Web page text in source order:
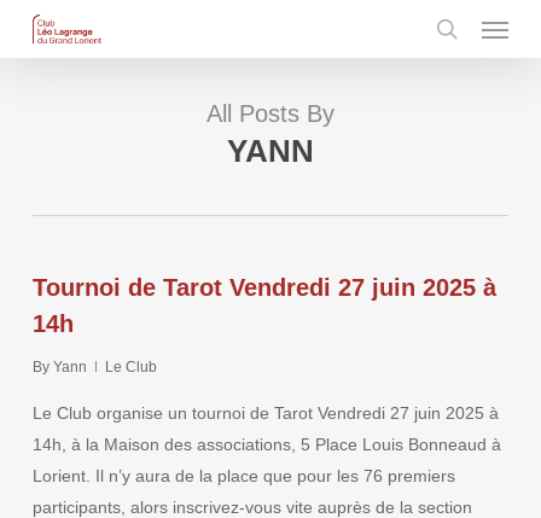
search
Menu
All Posts By
YANN
Tournoi de Tarot Vendredi 27 juin 2025 à
14h
By Yann Le Club
Le Club organise un tournoi de Tarot Vendredi 27 juin 2025 à
14h, à la Maison des associations, 5 Place Louis Bonneaud à
Lorient. Il n’y aura de la place que pour les 76 premiers
participants, alors inscrivez-vous vite auprès de la section